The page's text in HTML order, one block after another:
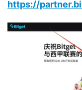
https://